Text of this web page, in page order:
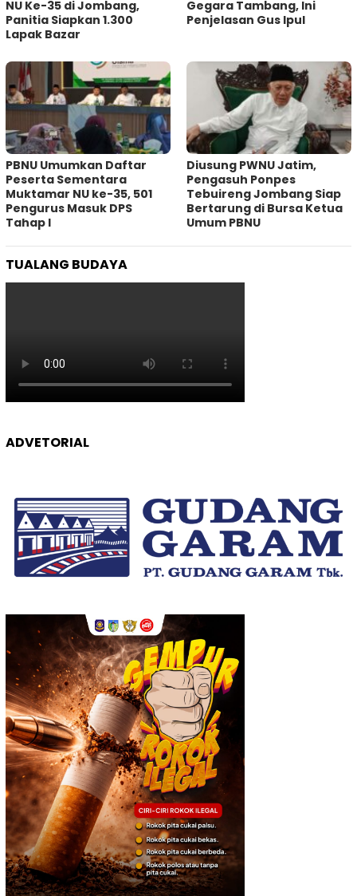
NU Ke-35 di Jombang,
Panitia Siapkan 1.300
Lapak Bazar
Gegara Tambang, Ini
Penjelasan Gus Ipul
PBNU Umumkan Daftar
Peserta Sementara
Muktamar NU ke-35, 501
Pengurus Masuk DPS
Tahap I
Diusung PWNU Jatim,
Pengasuh Ponpes
Tebuireng Jombang Siap
Bertarung di Bursa Ketua
Umum PBNU
TUALANG BUDAYA
ADVETORIAL